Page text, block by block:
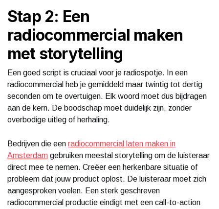
Stap 2: Een
radiocommercial maken
met storytelling
Een goed script is cruciaal voor je radiospotje. In een
radiocommercial heb je gemiddeld maar twintig tot dertig
seconden om te overtuigen. Elk woord moet dus bijdragen
aan de kern. De boodschap moet duidelijk zijn, zonder
overbodige uitleg of herhaling.
Bedrijven die een radiocommercial laten maken in
Amsterdam gebruiken meestal storytelling om de luisteraar
direct mee te nemen. Creëer een herkenbare situatie of
probleem dat jouw product oplost. De luisteraar moet zich
aangesproken voelen. Een sterk geschreven
radiocommercial productie eindigt met een call-to-action